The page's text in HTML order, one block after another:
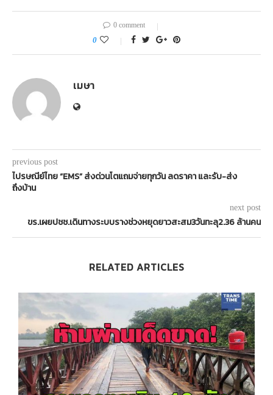
0 comment
0
เมษา
previous post
ไปรษณีย์ไทย “EMS” ส่งด่วนโตแถมจ่ายทุกวัน ลดราคา และรับ-ส่ง
ถึงบ้าน
next post
ขร.เผยปชช.เดินทางระบบรางช่วงหยุดยาวสะสม3วันทะลุ2.36 ล้านคน
RELATED ARTICLES